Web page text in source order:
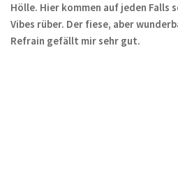
Hölle. Hier kommen auf jeden Falls
Vibes rüber. Der fiese, aber
Refrain gefällt mir sehr gut.